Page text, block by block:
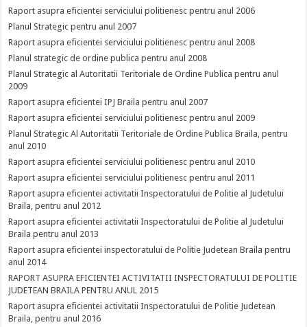
Raport asupra eficientei serviciului politienesc pentru anul 2006
Planul Strategic pentru anul 2007
Raport asupra eficientei serviciului politienesc pentru anul 2008
Planul strategic de ordine publica pentru anul 2008
Planul Strategic al Autoritatii Teritoriale de Ordine Publica pentru anul
2009
Raport asupra eficientei IPJ Braila pentru anul 2007
Raport asupra eficientei serviciului politienesc pentru anul 2009
Planul Strategic Al Autoritatii Teritoriale de Ordine Publica Braila, pentru
anul 2010
Raport asupra eficientei serviciului politienesc pentru anul 2010
Raport asupra eficientei serviciului politienesc pentru anul 2011
Raport asupra eficientei activitatii Inspectoratului de Politie al Judetului
Braila, pentru anul 2012
Raport asupra eficientei activitatii Inspectoratului de Politie al Judetului
Braila pentru anul 2013
Raport asupra eficientei inspectoratului de Politie Judetean Braila pentru
anul 2014
RAPORT ASUPRA EFICIENTEI ACTIVITATII INSPECTORATULUI DE POLITIE
JUDETEAN BRAILA PENTRU ANUL 2015
Raport asupra eficientei activitatii Inspectoratului de Politie Judetean
Braila, pentru anul 2016